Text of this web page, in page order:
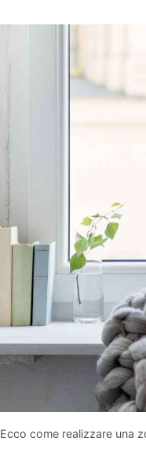
Ecco come realizzare una